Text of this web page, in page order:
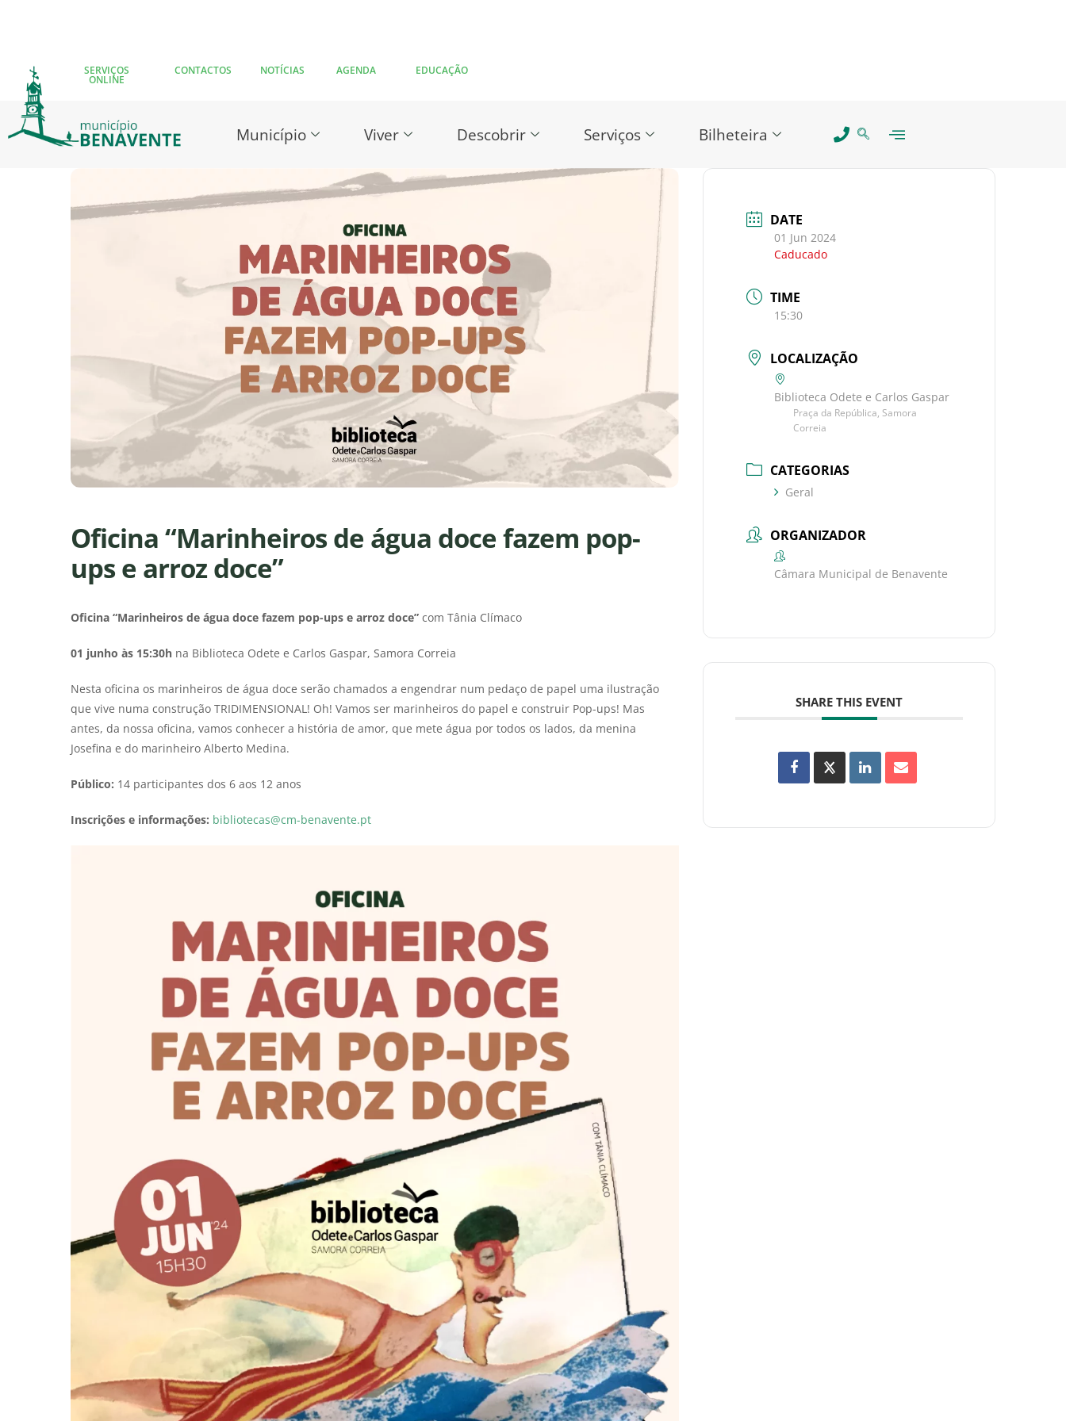
SERVIÇOS
ONLINE
CONTACTOS NOTÍCIAS AGENDA EDUCAÇÃO
Município Viver Descobrir Serviços Bilheteira
Oficina “Marinheiros de água doce fazem pop-
ups e arroz doce”
Oficina “Marinheiros de água doce fazem pop-ups e arroz doce” com Tânia Clímaco
01 junho às 15:30h na Biblioteca Odete e Carlos Gaspar, Samora Correia
Nesta oficina os marinheiros de água doce serão chamados a engendrar num pedaço de papel uma ilustração
que vive numa construção TRIDIMENSIONAL! Oh! Vamos ser marinheiros do papel e construir Pop-ups! Mas
antes, da nossa oficina, vamos conhecer a história de amor, que mete água por todos os lados, da menina
Josefina e do marinheiro Alberto Medina.
Público: 14 participantes dos 6 aos 12 anos
Inscrições e informações: bibliotecas@cm-benavente.pt
DATE
01 Jun 2024
Caducado
TIME
15:30
LOCALIZAÇÃO
Biblioteca Odete e Carlos Gaspar
Praça da República, Samora
Correia
CATEGORIAS
Geral
ORGANIZADOR
Câmara Municipal de Benavente
SHARE THIS EVENT